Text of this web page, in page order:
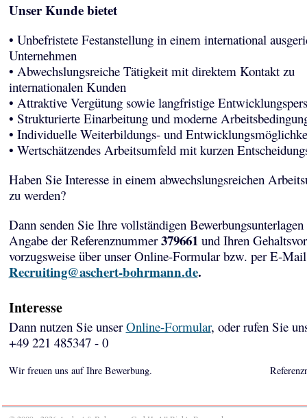
Unser Kunde bietet
• Unbefristete Festanstellung in einem international
Unternehmen
• Abwechslungsreiche Tätigkeit mit direktem Kontakt zu
internationalen Kunden
• Attraktive Vergütung sowie langfristige
• Strukturierte Einarbeitung und moderne
• Individuelle Weiterbildungs- und
• Wertschätzendes Arbeitsumfeld mit kurzen
Haben Sie Interesse in einem abwechslungsreichen
zu werden?
Dann senden Sie Ihre vollständigen Bewerbungsunterlagen
Angabe der Referenznummer379661und Ihren
vorzugsweise über unser Online-Formular bzw. per E-
Recruiting@aschert-bohrmann.de.
Interesse
Dann nutzen Sie unserOnline-Formular, oder rufen Sie
+49 221 485347 - 0
Wir freuen uns auf Ihre Bewerbung.